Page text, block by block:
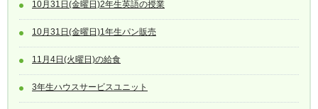
10月31日(金曜日)2年生英語の授業
10月31日(金曜日)1年生パン販売
11月4日(火曜日)の給食
3年生ハウスサービスユニット